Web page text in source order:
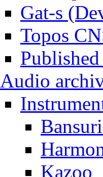
Gat-s
Topos
Audio
Kazoo